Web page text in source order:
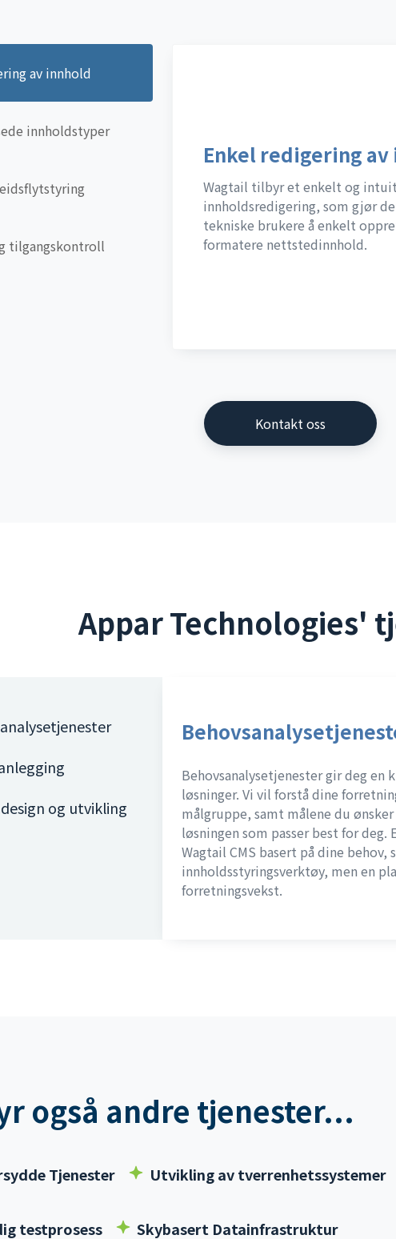
av innhold
innholdstyper
tilgangskontroll
Enkel redigering av
Wagtail tilbyr et enkelt og
innholdsredigering, som gjør
tekniske brukere å enkelt
formatere nettstedinnhold.
Kontakt oss
Appar Technologies'
og utvikling
Behovsanalysetjenester gir deg en
løsninger. Vi vil forstå dine
målgruppe, samt målene du
løsningen som passer best for deg.
Wagtail CMS basert på dine
innholdsstyringsverktøy, men en
forretningsvekst.
også andre tjenester...
Tjenester Utvikling av tverrenhetssystemer
testprosess Skybasert Datainfrastruktur